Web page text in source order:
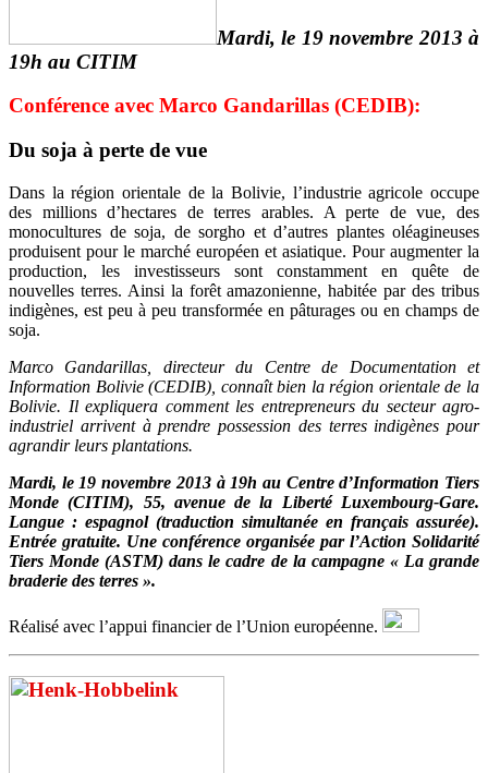
Mardi, le 19 novembre 2013 à
19h au CITIM
Conférence avec Marco Gandarillas (CEDIB):
Du soja à perte de vue
Dans la région orientale de la Bolivie, l’industrie agricole occupe
des millions d’hectares de terres arables. A perte de vue, des
monocultures de soja, de sorgho et d’autres plantes oléagineuses
produisent pour le marché européen et asiatique. Pour augmenter la
production, les investisseurs sont constamment en quête de
nouvelles terres. Ainsi la forêt amazonienne, habitée par des tribus
indigènes, est peu à peu transformée en pâturages ou en champs de
soja.
Marco Gandarillas, directeur du Centre de Documentation et
Information Bolivie (CEDIB), connaît bien la région orientale de la
Bolivie. Il expliquera comment les entrepreneurs du secteur agro-
industriel arrivent à prendre possession des terres indigènes pour
agrandir leurs plantations.
Mardi, le 19 novembre 2013 à 19h au Centre d’Information Tiers
Monde (CITIM), 55, avenue de la Liberté Luxembourg-Gare.
Langue : espagnol (traduction simultanée en français assurée).
Entrée gratuite. Une conférence organisée par l’Action Solidarité
Tiers Monde (ASTM) dans le cadre de la campagne « La grande
braderie des terres ».
Réalisé avec l’appui financier de l’Union européenne.